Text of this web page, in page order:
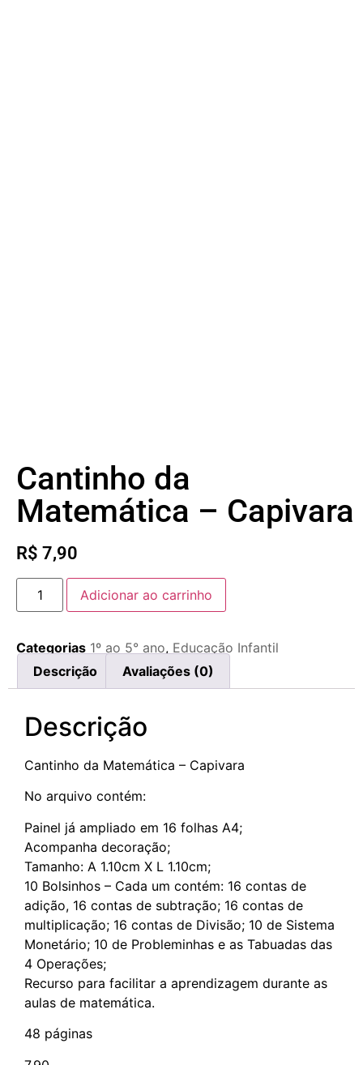
Cantinho da
Matemática – Capivara
R$ 7,90
Adicionar ao carrinho
Categorias 1º ao 5° ano, Educação Infantil
Descrição
Avaliações (0)
Descrição
Cantinho da Matemática – Capivara
No arquivo contém:
Painel já ampliado em 16 folhas A4;
Acompanha decoração;
Tamanho: A 1.10cm X L 1.10cm;
10 Bolsinhos – Cada um contém: 16 contas de
adição, 16 contas de subtração; 16 contas de
multiplicação; 16 contas de Divisão; 10 de Sistema
Monetário; 10 de Probleminhas e as Tabuadas das
4 Operações;
Recurso para facilitar a aprendizagem durante as
aulas de matemática.
48 páginas